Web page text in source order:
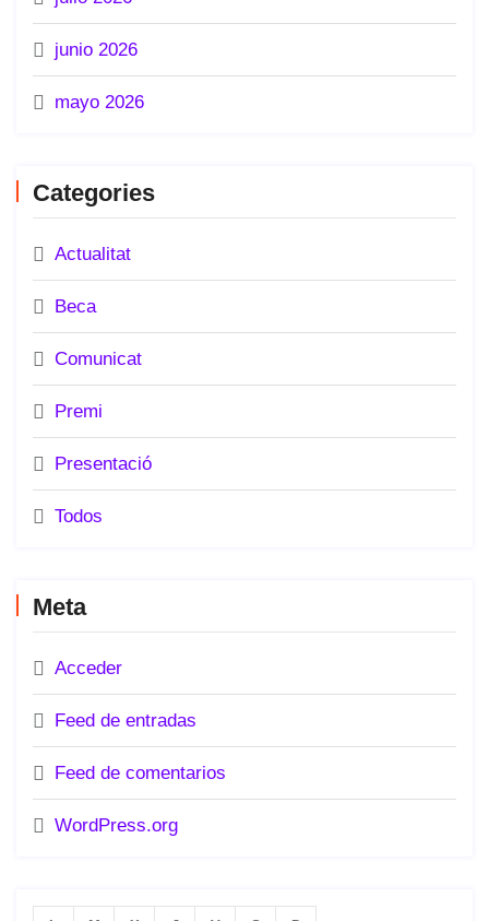
junio 2026
mayo 2026
Categories
Actualitat
Beca
Comunicat
Premi
Presentació
Todos
Meta
Acceder
Feed de entradas
Feed de comentarios
WordPress.org